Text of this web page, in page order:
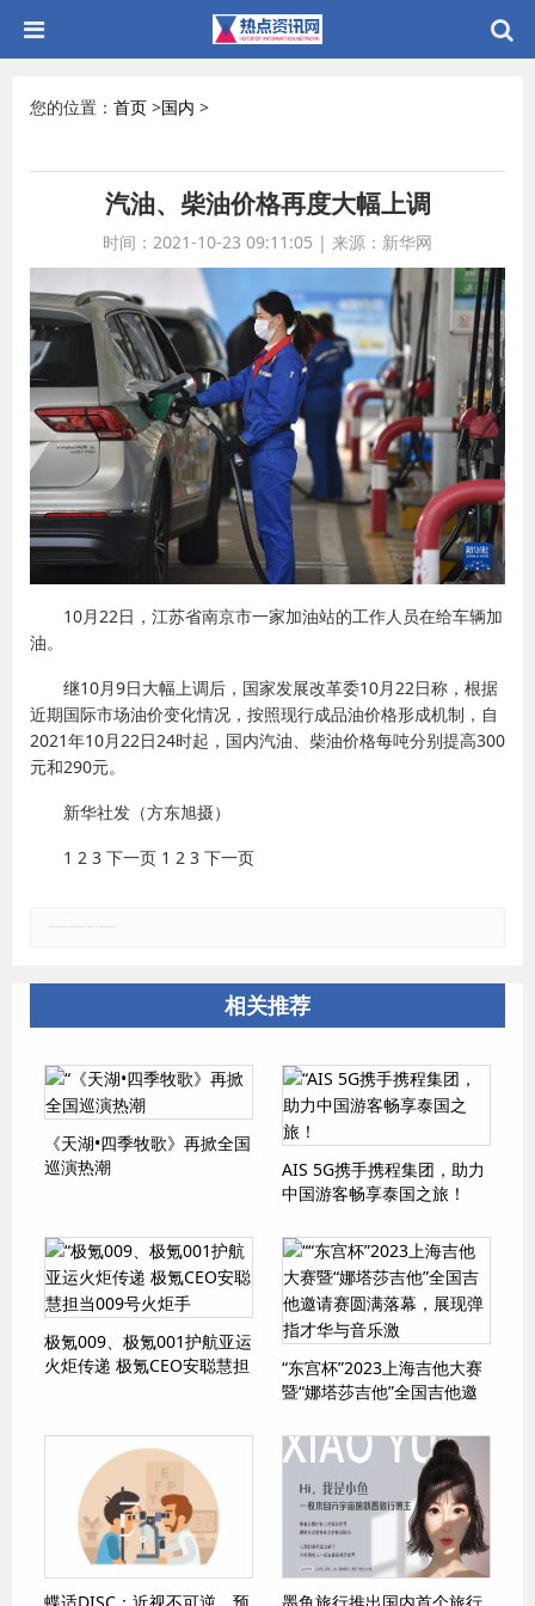
您的位置： 首页 >国内 >
汽油、柴油价格再度大幅上调
时间：2021-10-23 09:11:05 | 来源：新华网
10月22日，江苏省南京市一家加油站的工作人员在给车辆加
油。
继10月9日大幅上调后，国家发展改革委10月22日称，根据
近期国际市场油价变化情况，按照现行成品油价格形成机制，自
2021年10月22日24时起，国内汽油、柴油价格每吨分别提高300
元和290元。
新华社发（方东旭摄）
1 2 3 下一页 1 2 3 下一页
相关推荐
《天湖•四季牧歌》再掀全国
巡演热潮
AIS 5G携手携程集团，助力
中国游客畅享泰国之旅！
极氪009、极氪001护航亚运
火炬传递 极氪CEO安聪慧担
“东宫杯”2023上海吉他大赛
暨“娜塔莎吉他”全国吉他邀
华与音乐激